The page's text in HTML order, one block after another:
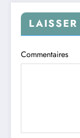
Commentaires